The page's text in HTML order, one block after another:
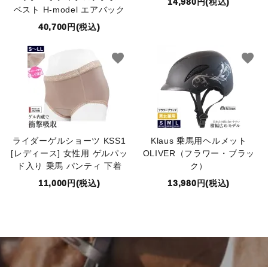
ベスト H-model エアバック
40,700円(税込)
ライダーゲルショーツ KSS1
[レディース] 女性用 ゲルパッ
ド入り 乗馬 パンティ 下着
11,000円(税込)
favorite
Klaus 乗馬用ヘルメット
OLIVER（フラワー・ブラッ
ク）
13,980円(税込)
favorite